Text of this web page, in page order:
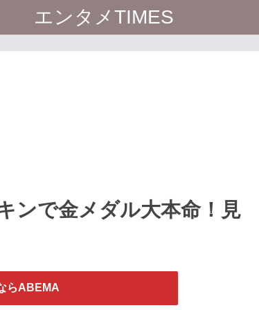
エンタメTIMES
ンで金メダル大本命！見
らABEMA